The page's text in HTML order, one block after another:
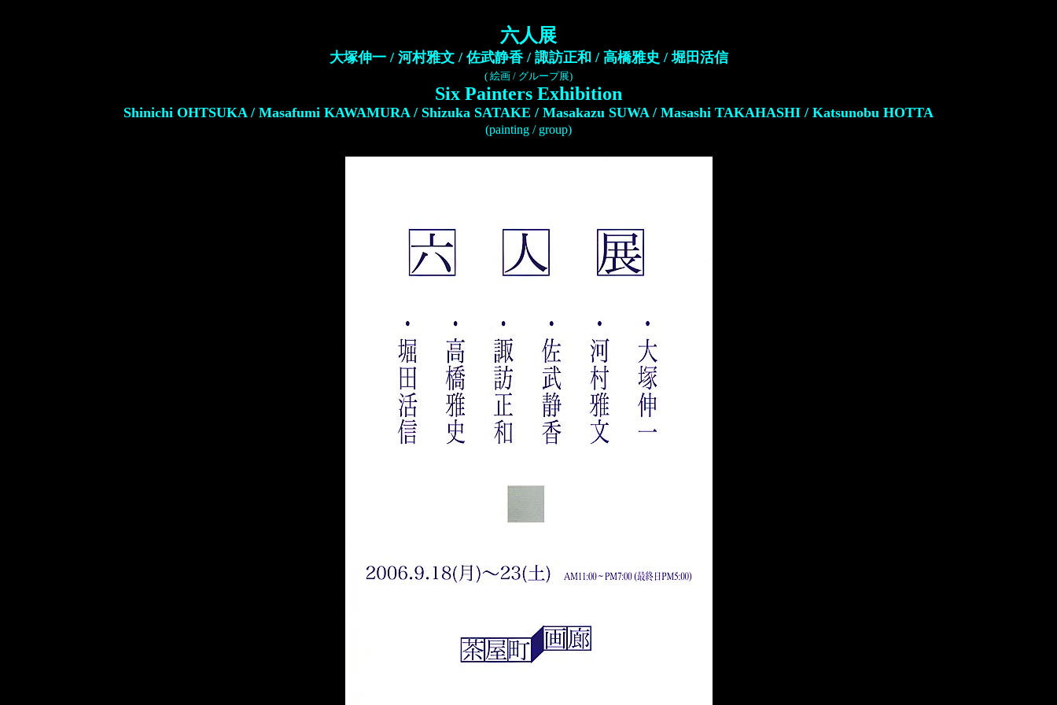
六人展
大塚伸一 / 河村雅文 / 佐武静香 / 諏訪正和 / 高橋雅史 / 堀田活信
( 絵画 / グループ展)
Six Painters Exhibition
Shinichi OHTSUKA / Masafumi KAWAMURA / Shizuka SATAKE / Masakazu SUWA / Masashi TAKAHASHI / Katsunobu HOTTA
(painting / group)